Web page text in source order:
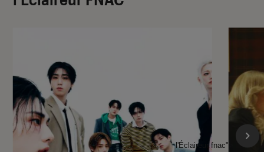
l'Éclaireur fnac">